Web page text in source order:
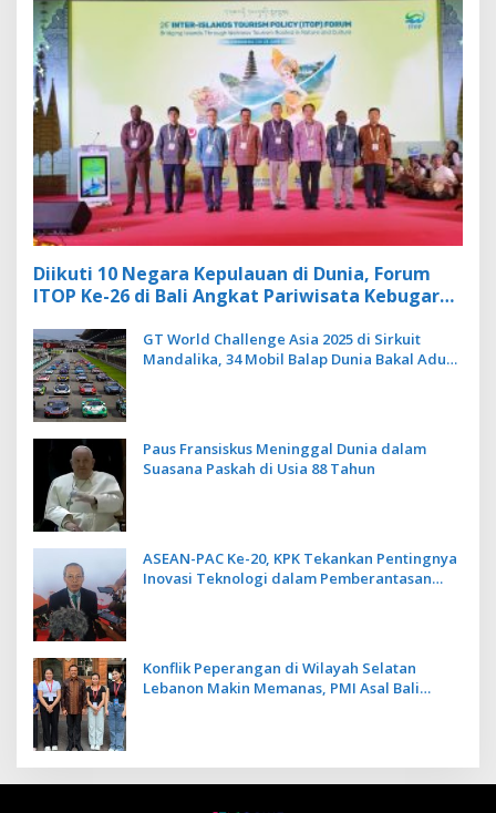
Diikuti 10 Negara Kepulauan di Dunia, Forum
ITOP Ke-26 di Bali Angkat Pariwisata Kebugaran
GT World Challenge Asia 2025 di Sirkuit
Mandalika, 34 Mobil Balap Dunia Bakal Adu
Paus Fransiskus Meninggal Dunia dalam
Suasana Paskah di Usia 88 Tahun
ASEAN-PAC Ke-20, KPK Tekankan Pentingnya
Inovasi Teknologi dalam Pemberantasan
Konflik Peperangan di Wilayah Selatan
Lebanon Makin Memanas, PMI Asal Bali